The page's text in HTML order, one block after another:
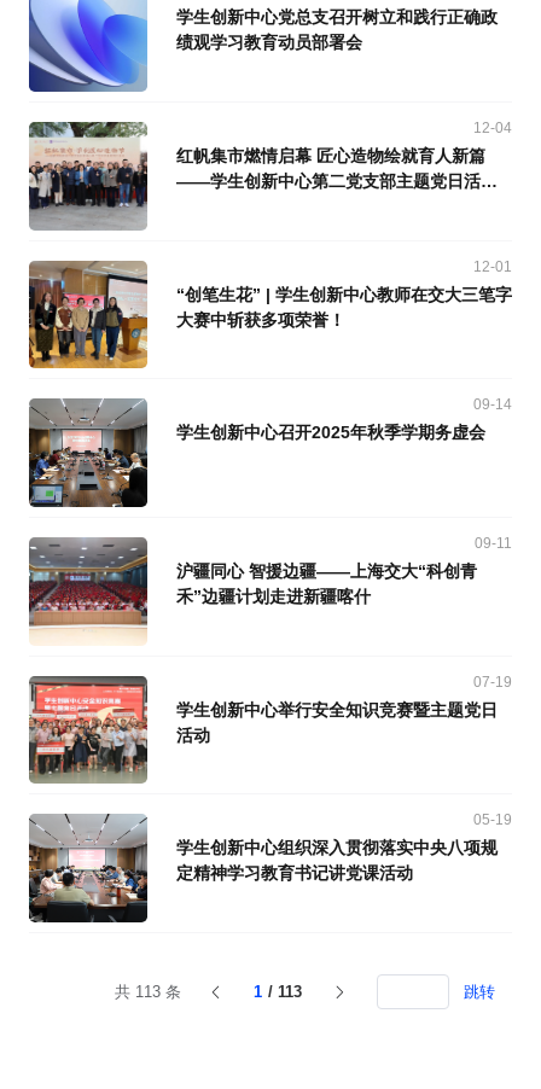
学生创新中心党总支召开树立和践行正确政
绩观学习教育动员部署会
12-04
红帆集市燃情启幕 匠心造物绘就育人新篇
——学生创新中心第二党支部主题党日活动
12-01
“创笔生花” | 学生创新中心教师在交大三笔字
大赛中斩获多项荣誉！
09-14
学生创新中心召开2025年秋季学期务虚会
09-11
沪疆同心 智援边疆——上海交大“科创青
禾”边疆计划走进新疆喀什
07-19
学生创新中心举行安全知识竞赛暨主题党日
活动
05-19
学生创新中心组织深入贯彻落实中央八项规
定精神学习教育书记讲党课活动
共 113 条 1 / 113 跳转